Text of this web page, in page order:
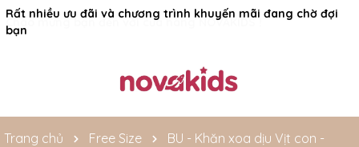
Rất nhiều ưu đãi và chương trình khuyến mãi đang chờ đợi
bạn
Trang chủ Free Size
BU - Khăn xoa dịu Vịt con -